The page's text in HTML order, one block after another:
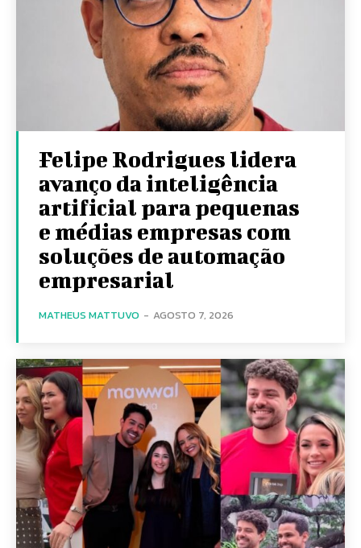
Felipe Rodrigues lidera
avanço da inteligência
artificial para pequenas
e médias empresas com
soluções de automação
empresarial
MATHEUS MATTUVO - AGOSTO 7, 2026